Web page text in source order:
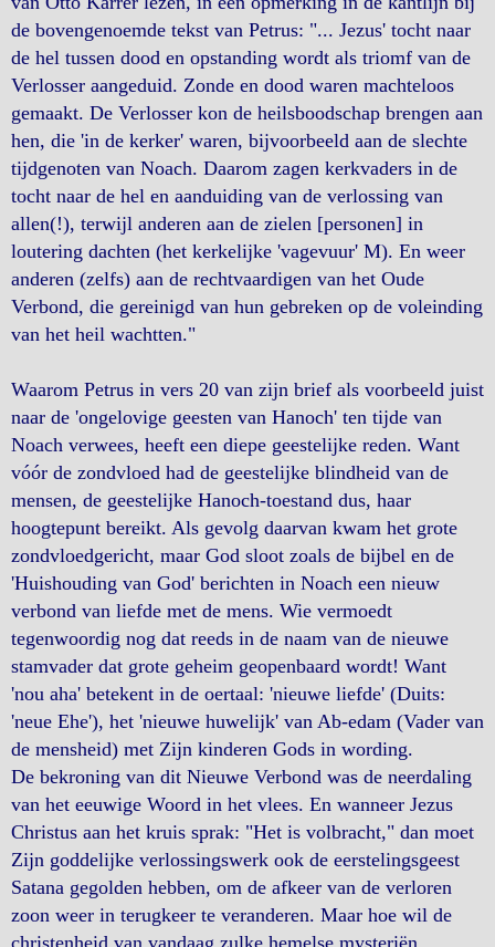
de bovengenoemde tekst van Petrus: "... Jezus' tocht naar
de hel tussen dood en opstanding wordt als triomf van de
Verlosser aangeduid. Zonde en dood waren machteloos
gemaakt. De Verlosser kon de heilsboodschap brengen aan
hen, die 'in de kerker' waren, bijvoorbeeld aan de slechte
tijdgenoten van Noach. Daarom zagen kerkvaders in de
tocht naar de hel en aanduiding van de verlossing van
allen(!), terwijl anderen aan de zielen [personen] in
loutering dachten (het kerkelijke 'vagevuur' M). En weer
anderen (zelfs) aan de rechtvaardigen van het Oude
Verbond, die gereinigd van hun gebreken op de voleinding
van het heil wachtten."
Waarom Petrus in vers 20 van zijn brief als voorbeeld juist
naar de 'ongelovige geesten van Hanoch' ten tijde van
Noach verwees, heeft een diepe geestelijke reden. Want
vóór de zondvloed had de geestelijke blindheid van de
mensen, de geestelijke Hanoch-toestand dus, haar
hoogtepunt bereikt. Als gevolg daarvan kwam het grote
zondvloedgericht, maar God sloot zoals de bijbel en de
'Huishouding van God' berichten in Noach een nieuw
verbond van liefde met de mens. Wie vermoedt
tegenwoordig nog dat reeds in de naam van de nieuwe
stamvader dat grote geheim geopenbaard wordt! Want
'nou aha' betekent in de oertaal: 'nieuwe liefde' (Duits:
'neue Ehe'), het 'nieuwe huwelijk' van Ab-edam (Vader van
de mensheid) met Zijn kinderen Gods in wording.
De bekroning van dit Nieuwe Verbond was de neerdaling
van het eeuwige Woord in het vlees. En wanneer Jezus
Christus aan het kruis sprak: "Het is volbracht," dan moet
Zijn goddelijke verlossingswerk ook de eerstelingsgeest
Satana gegolden hebben, om de afkeer van de verloren
zoon weer in terugkeer te veranderen. Maar hoe wil de
christenheid van vandaag zulke hemelse mysteriën